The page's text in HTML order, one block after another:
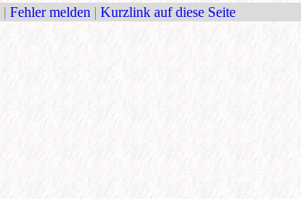
| Fehler melden | Kurzlink auf diese Seite